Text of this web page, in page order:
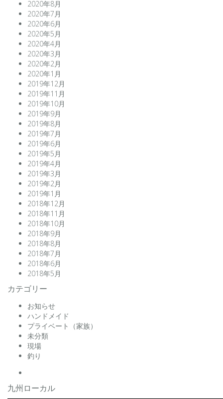
2020年8月
2020年7月
2020年6月
2020年5月
2020年4月
2020年3月
2020年2月
2020年1月
2019年12月
2019年11月
2019年10月
2019年9月
2019年8月
2019年7月
2019年6月
2019年5月
2019年4月
2019年3月
2019年2月
2019年1月
2018年12月
2018年11月
2018年10月
2018年9月
2018年8月
2018年7月
2018年6月
2018年5月
カテゴリー
お知らせ
ハンドメイド
プライベート（家族）
未分類
現場
釣り
九州ローカル